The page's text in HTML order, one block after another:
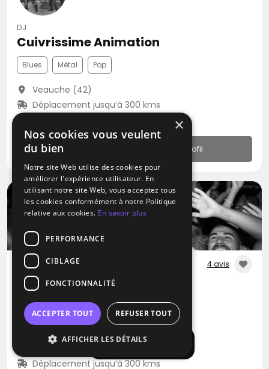
Afficher la carte
DJ
Cuivrissime Animation
Blues Métal Pop
Veauche (42)
Déplacement jusqu’à 300 kms
Profil
4 avis
DJ / Artiste solo
Ruby Events
Disco Zouk Variété Internationale
Déplacement jusqu’à 300 kms
×
Nos cookies vous veulent
du bien
Notre site Web utilise des cookies pour
améliorer l'expérience utilisateur. En
utilisant notre site Web, vous acceptez tous
les cookies conformément à notre Politique
relative aux cookies. En savoir plus
PERFORMANCE
CIBLAGE
FONCTIONNALITÉ
ACCEPTER TOUT REFUSER TOUT
AFFICHER LES DÉTAILS